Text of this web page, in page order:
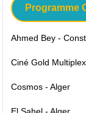
Programme
Ahmed Bey -
Ciné Gold
Cosmos - Alger
El Sahel - Alger